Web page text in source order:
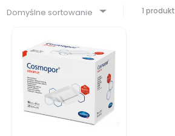
Domyślne sortowanie 1 produkt